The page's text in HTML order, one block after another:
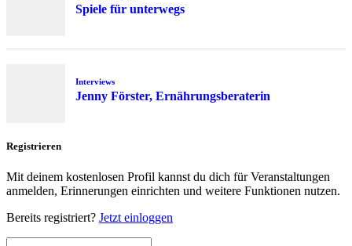
Spiele für unterwegs
Interviews
Jenny Förster, Ernährungsberaterin
Registrieren
Mit deinem kostenlosen Profil kannst du dich für Veranstaltungen
anmelden, Erinnerungen einrichten und weitere Funktionen nutzen.
Bereits registriert? Jetzt einloggen